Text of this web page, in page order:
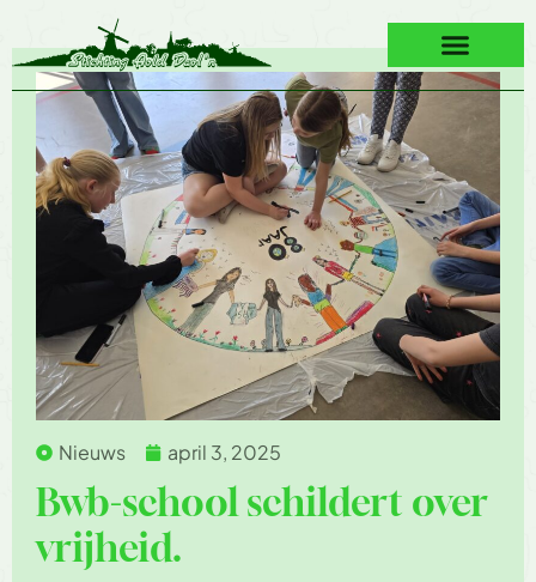
Nieuws april 3, 2025
Bwb-school schildert over
vrijheid.